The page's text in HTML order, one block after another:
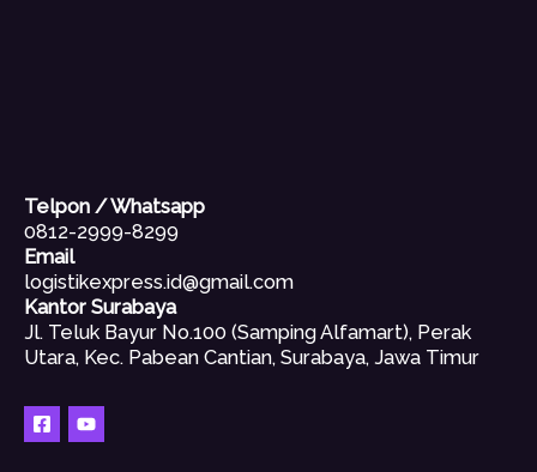
Telpon / Whatsapp
0812-2999-8299
Email
logistikexpress.id@gmail.com
Kantor Surabaya
Jl. Teluk Bayur No.100 (Samping Alfamart), Perak
Utara, Kec. Pabean Cantian, Surabaya, Jawa Timur